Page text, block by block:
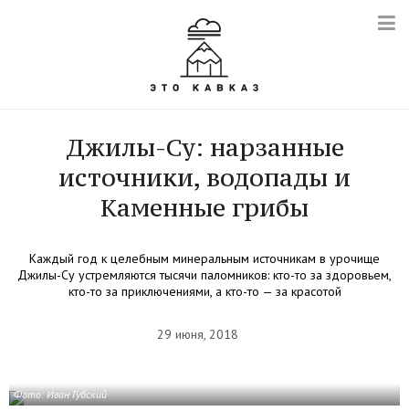
Джилы-Су: нарзанные
источники, водопады и
Каменные грибы
Каждый год к целебным минеральным источникам в урочище
Джилы-Су устремляются тысячи паломников: кто-то за здоровьем,
кто-то за приключениями, а кто-то — за красотой
29 июня, 2018
Фото: Иван Губский